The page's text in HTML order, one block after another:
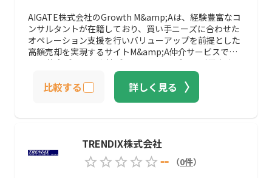
AIGATE株式会社のGrowth M&amp;Aは、経験豊富なコ
ンサルタントが在籍しており、買い手ニーズに合わせた
オペレーション支援を行いバリューアップを前提とした
高額売却を実現するサイトM&amp;A仲介サービスで
す。 仲介プランと直接プランの二つのプランが用意され
ているのでユーザーにとって最適なサービスを利用する
ことが可能。
比較する 詳しく見る
TRENDIX株式会社
--
（0件）